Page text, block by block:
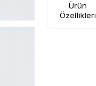
Ürün
Özellikleri